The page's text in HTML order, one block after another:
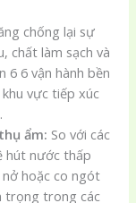
chống lại sự
chất làm sạch và
6 6 vận hành bền
vực tiếp xúc
ẩm: So với các
hút nước thấp
hoặc co ngót
trọng trong các